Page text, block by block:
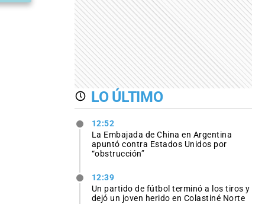
LO ÚLTIMO
12:52
La Embajada de China en Argentina
apuntó contra Estados Unidos por
“obstrucción”
12:39
Un partido de fútbol terminó a los tiros y
dejó un joven herido en Colastiné Norte